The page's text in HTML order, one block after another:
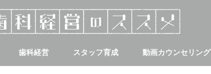
歯科経営 スタッフ育成 動画カウンセリング